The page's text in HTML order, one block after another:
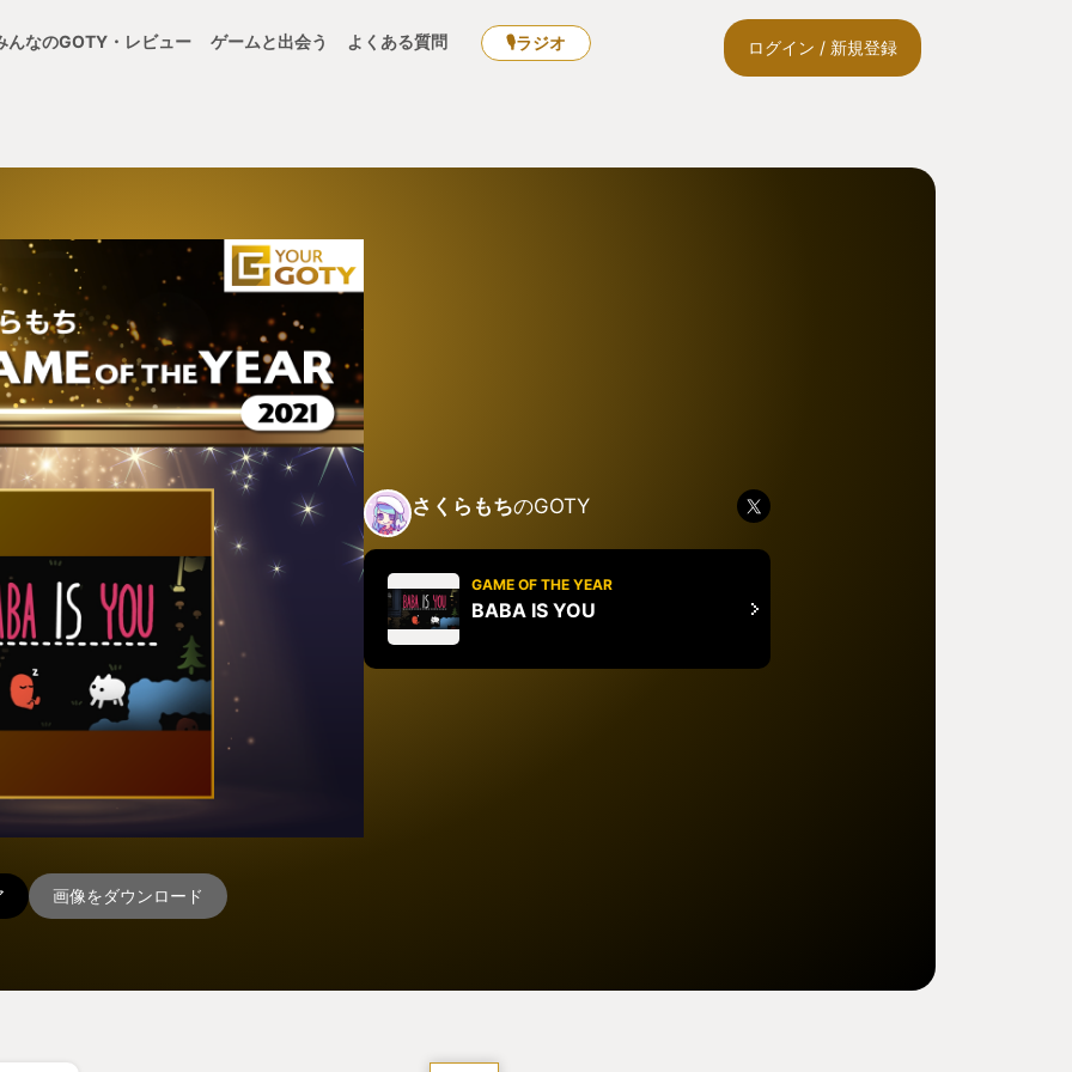
んなのGOTY・レビュー ゲームと出会う よくある質問 🎙ラジオ ログイン / 新規登録
画像をダウンロード
さくらもちのGOTY
GAME OF THE YEAR
BABA IS YOU